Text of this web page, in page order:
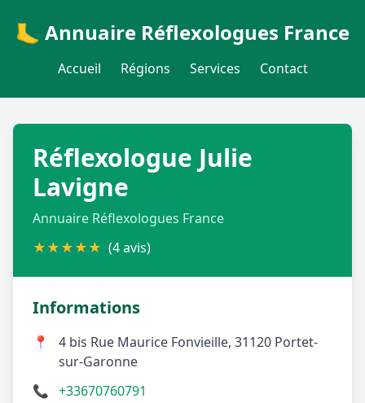
🦶 Annuaire Réflexologues France
Accueil Régions Services Contact
Réflexologue Julie
Lavigne
Annuaire Réflexologues France
★★★★★ (4 avis)
Informations
📍
4 bis Rue Maurice Fonvieille, 31120 Portet-
sur-Garonne
📞 +33670760791